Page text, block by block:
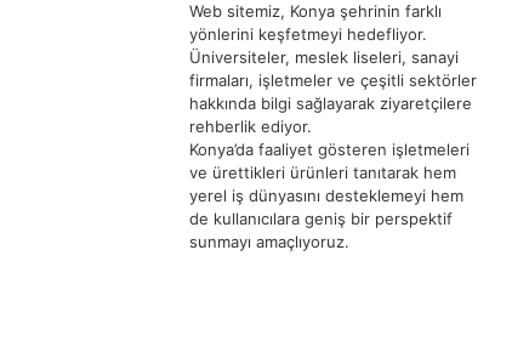
Web sitemiz, Konya şehrinin farklı
yönlerini keşfetmeyi hedefliyor.
Üniversiteler, meslek liseleri, sanayi
firmaları, işletmeler ve çeşitli sektörler
hakkında bilgi sağlayarak ziyaretçilere
rehberlik ediyor.
Konya’da faaliyet gösteren işletmeleri
ve ürettikleri ürünleri tanıtarak hem
yerel iş dünyasını desteklemeyi hem
de kullanıcılara geniş bir perspektif
sunmayı amaçlıyoruz.